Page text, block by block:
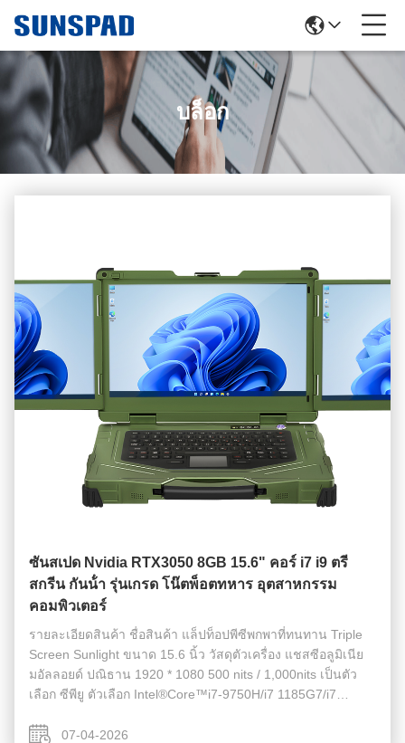
บล็อก
ซันสเปด Nvidia RTX3050 8GB 15.6" คอร์ i7 i9 ตรี
สกรีน กันน้ํา รุ่นเกรด โน๊ตพ็อตทหาร อุตสาหกรรม
คอมพิวเตอร์
รายละเอียดสินค้า ชื่อสินค้า แล็ปท็อปพีซีพกพาที่ทนทาน Triple
Screen Sunlight ขนาด 15.6 นิ้ว วัสดุตัวเครื่อง แชสซีอลูมิเนีย
มอัลลอยด์ ปณิธาน 1920 * 1080 500 nits / 1,000nits เป็นตัว
เลือก ซีพียู ตัวเลือก Intel®Core™i7-9750H/i7 1185G7/i7
NVME M.2 2280 256GB...
07-04-2026